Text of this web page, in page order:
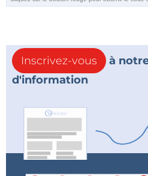
Inscrivez-vous
à
d'information